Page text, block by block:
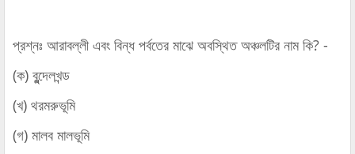
প্রশ্নঃ আরাবল্লী এবং বিন্ধ পর্বতের মাঝে অবস্থিত অঞ্চলটির নাম কি? -
(ক) বুন্দেলখন্ড
(খ) থরমরুভূমি
(গ) মালব মালভূমি